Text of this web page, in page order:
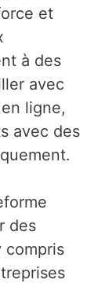
et
à des
avec
ligne,
avec des
des
compris